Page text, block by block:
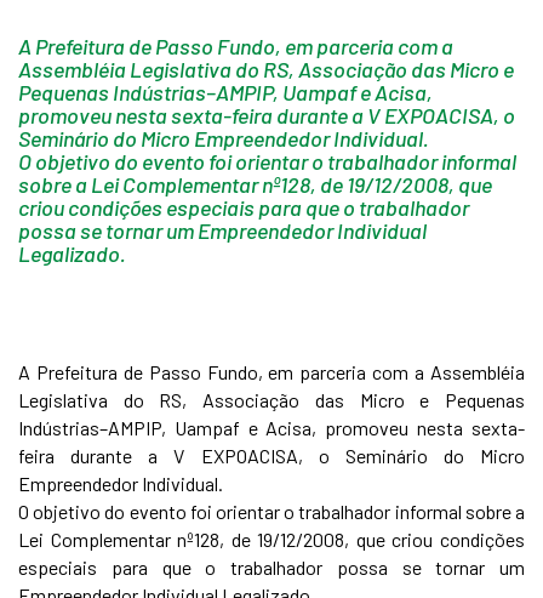
A Prefeitura de Passo Fundo, em parceria com a
Assembléia Legislativa do RS, Associação das Micro e
Pequenas Indústrias–AMPIP, Uampaf e Acisa,
promoveu nesta sexta-feira durante a V EXPOACISA, o
Seminário do Micro Empreendedor Individual.
O objetivo do evento foi orientar o trabalhador informal
sobre a Lei Complementar nº128, de 19/12/2008, que
criou condições especiais para que o trabalhador
possa se tornar um Empreendedor Individual
Legalizado.
A Prefeitura de Passo Fundo, em parceria com a Assembléia
Legislativa do RS, Associação das Micro e Pequenas
Indústrias–AMPIP, Uampaf e Acisa, promoveu nesta sexta-
feira durante a V EXPOACISA, o Seminário do Micro
Empreendedor Individual.
O objetivo do evento foi orientar o trabalhador informal sobre a
Lei Complementar nº128, de 19/12/2008, que criou condições
especiais para que o trabalhador possa se tornar um